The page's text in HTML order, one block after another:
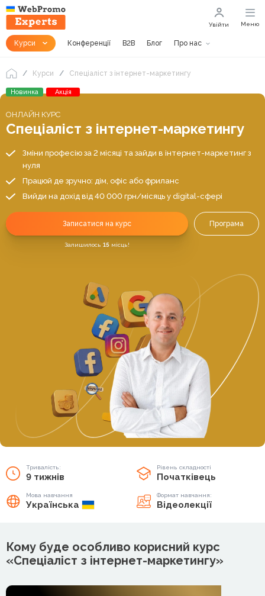
Курси Конференції B2B Блог Про нас
Увійти Меню
Курси Спеціаліст з інтернет-маркетингу
Новинка Акція
ОНЛАЙН КУРС
Спеціаліст з інтернет-маркетингу
Зміни професію за 2 місяці та зайди в інтернет-маркетинг з
нуля
Працюй де зручно: дім, офіс або фриланс
Вийди на дохід від 40 000 грн/місяць у digital-сфері
Записатися на курс
Залишилось 15 місць!
Програма
Тривалість:
9 тижнів
Рівень складності
Початківець
Мова навчання
Українська
Формат навчання:
Відеолекції
Кому буде особливо корисний курс
«Спеціаліст з інтернет-маркетингу»